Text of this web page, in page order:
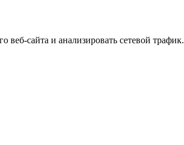
сайта и анализировать сетевой трафик.